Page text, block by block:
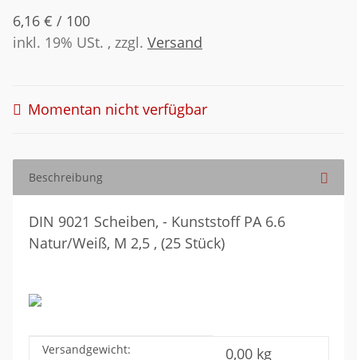
6,16 € / 100
inkl. 19% USt. , zzgl. Versand
Momentan nicht verfügbar
Beschreibung
DIN 9021 Scheiben, - Kunststoff PA 6.6
Natur/Weiß, M 2,5 , (25 Stück)
Produkteigenschaft
Wert
Versandgewicht: 0,00 kg